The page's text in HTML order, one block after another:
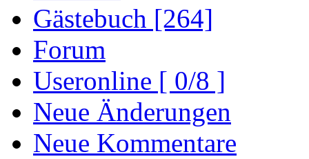
Gästebuch [264]
Forum
Useronline [ 0/8 ]
Neue Änderungen
Neue Kommentare